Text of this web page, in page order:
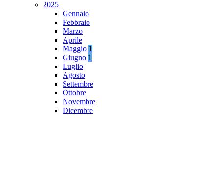
2025
Gennaio
Febbraio
Marzo
Aprile
Maggio 1
Giugno 1
Luglio
Agosto
Settembre
Ottobre
Novembre
Dicembre